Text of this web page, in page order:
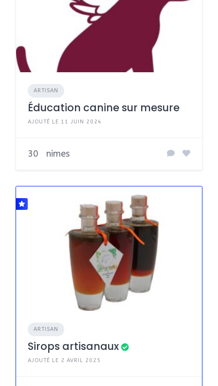
ARTISAN
Éducation canine sur mesure
AJOUTÉ LE 11 JUIN 2024
30 nimes
ARTISAN
Sirops artisanaux
AJOUTÉ LE 2 AVRIL 2025